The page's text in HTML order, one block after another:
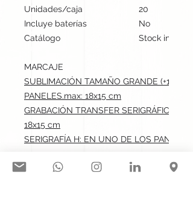
Unidades/caja
20
Incluye baterías
No
Catálogo
Stock
MARCAJE
SUBLIMACIÓN TAMAÑO GRANDE (+100
PANELES.max: 18x15 cm
GRABACIÓN TRANSFER SERIGRÁFICO:
18x15 cm
SERIGRAFÍA H: EN UNO DE LOS